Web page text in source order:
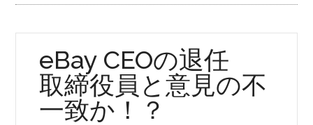
eBay CEOの退任
取締役員と意見の不
一致か！？